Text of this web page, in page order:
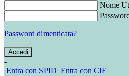
Nome
Password dimenticata?
-
Entra con SPID Entra con CIE